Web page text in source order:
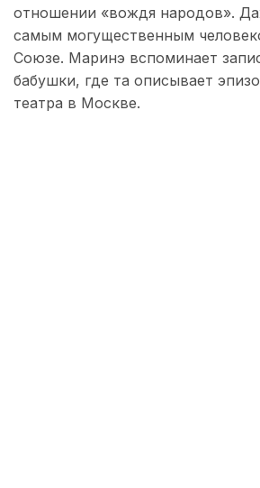
отношении «вождя народов».
самым могущественным
Союзе. Маринэ вспоминает
бабушки, где та описывает
театра в Москве.